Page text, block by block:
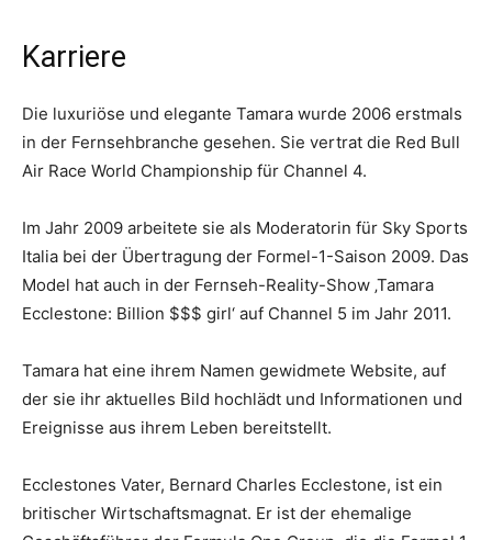
Karriere
Die luxuriöse und elegante Tamara wurde 2006 erstmals
in der Fernsehbranche gesehen. Sie vertrat die Red Bull
Air Race World Championship für Channel 4.
Im Jahr 2009 arbeitete sie als Moderatorin für Sky Sports
Italia bei der Übertragung der Formel-1-Saison 2009. Das
Model hat auch in der Fernseh-Reality-Show ‚Tamara
Ecclestone: Billion $$$ girl‘ auf Channel 5 im Jahr 2011.
Tamara hat eine ihrem Namen gewidmete Website, auf
der sie ihr aktuelles Bild hochlädt und Informationen und
Ereignisse aus ihrem Leben bereitstellt.
Ecclestones Vater, Bernard Charles Ecclestone, ist ein
britischer Wirtschaftsmagnat. Er ist der ehemalige